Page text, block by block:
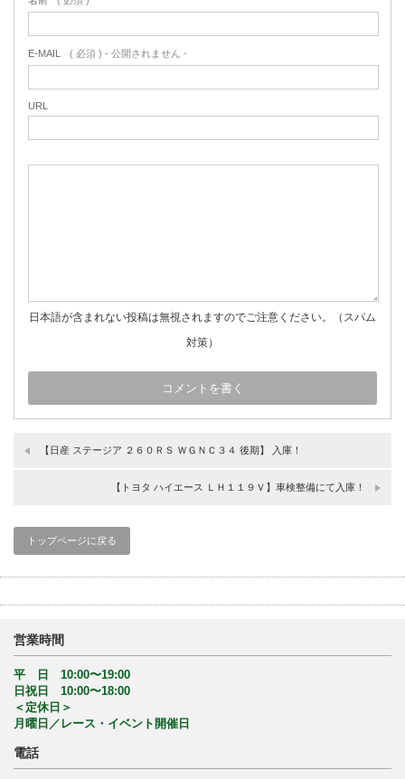
E-MAIL ( 必須 ) - 公開されません -
URL
日本語が含まれない投稿は無視されますのでご注意ください。（スパム
対策）
【日産 ステージア ２６０ＲＳ ＷＧＮＣ３４ 後期】 入庫！
【トヨタ ハイエース ＬＨ１１９Ｖ】車検整備にて入庫！
トップページに戻る
営業時間
平 日 10:00〜19:00
日祝日 10:00〜18:00
＜定休日＞
月曜日／レース・イベント開催日
電話